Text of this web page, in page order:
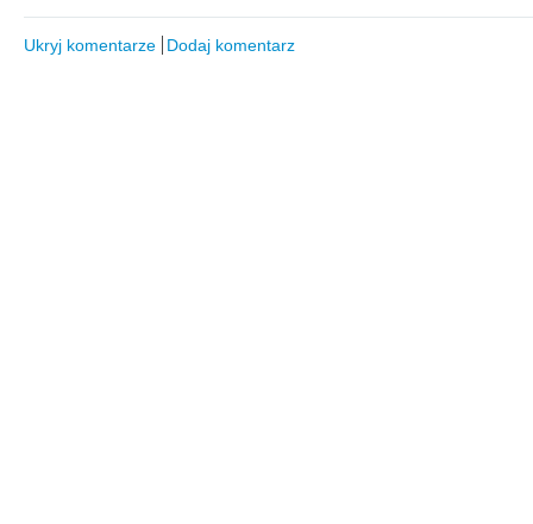
Ukryj komentarze Dodaj komentarz